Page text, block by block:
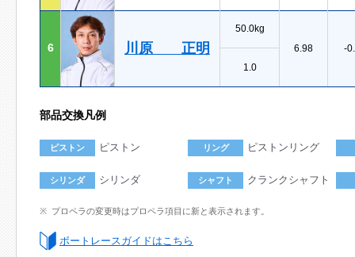
6 川原 正明
50.0kg
6.98
-
1.0
部品交換凡例
ピストン ピストン リング ピストンリング
シリンダ シリンダ シャフト クランクシャフト
プロペラの変更時はプロペラ項目に新と表示されます。
ボートレースガイドはこちら